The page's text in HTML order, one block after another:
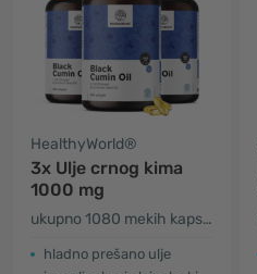
HealthyWorld®
3x Ulje crnog kima
1000 mg
ukupno 1080 mekih kapsula
hladno prešano ulje